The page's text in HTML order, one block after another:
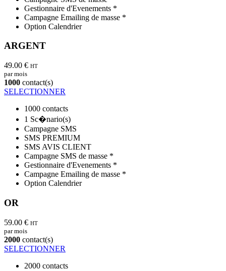
Gestionnaire d'Evenements *
Campagne Emailing de masse *
Option Calendrier
ARGENT
49.00 € HT
par mois
1000 contact(s)
SELECTIONNER
1000 contacts
1 Sc�nario(s)
Campagne SMS
SMS PREMIUM
SMS AVIS CLIENT
Campagne SMS de masse *
Gestionnaire d'Evenements *
Campagne Emailing de masse *
Option Calendrier
OR
59.00 € HT
par mois
2000 contact(s)
SELECTIONNER
2000 contacts